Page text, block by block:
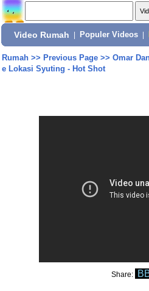
Video Rumah Populer Videos
Rumah>> Previous Page>> Omar
e Lokasi Syuting - Hot Shot
Share: